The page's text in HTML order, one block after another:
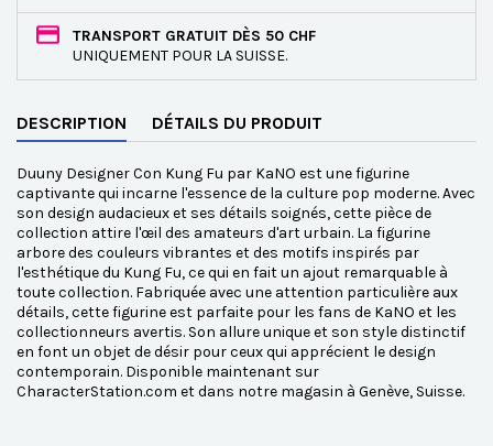
TRANSPORT GRATUIT DÈS 50 CHF
UNIQUEMENT POUR LA SUISSE.
DESCRIPTION DÉTAILS DU PRODUIT
Duuny Designer Con Kung Fu par KaNO est une figurine
captivante qui incarne l'essence de la culture pop moderne. Avec
son design audacieux et ses détails soignés, cette pièce de
collection attire l'œil des amateurs d'art urbain. La figurine
arbore des couleurs vibrantes et des motifs inspirés par
l'esthétique du Kung Fu, ce qui en fait un ajout remarquable à
toute collection. Fabriquée avec une attention particulière aux
détails, cette figurine est parfaite pour les fans de KaNO et les
collectionneurs avertis. Son allure unique et son style distinctif
en font un objet de désir pour ceux qui apprécient le design
contemporain. Disponible maintenant sur
CharacterStation.com et dans notre magasin à Genève, Suisse.